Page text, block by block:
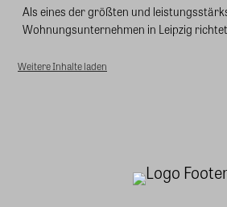
Als eines der größten und
Wohnungsunternehmen in Leipzig
Weitere Inhalte laden